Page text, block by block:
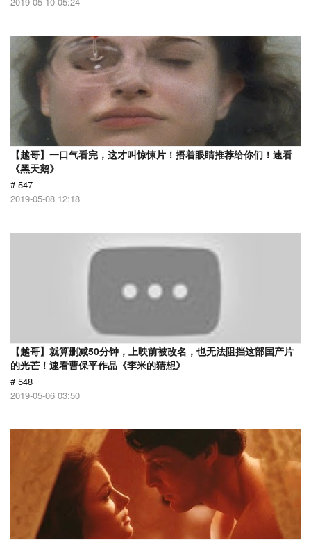
【越哥】一口气看完，这才叫惊悚片！捂着眼睛推荐给你们！速看
《黑天鹅》
# 547
2019-05-08 12:18
【越哥】就算删减50分钟，上映前被改名，也无法阻挡这部国产片
的光芒！速看曹保平作品《李米的猜想》
# 548
2019-05-06 03:50